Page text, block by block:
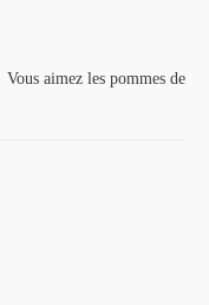
Vous aimez les pommes de